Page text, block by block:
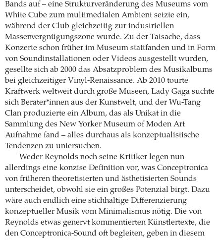
Bands auf – eine Strukturveränderung des Museums vom
White Cube zum multimedialen Ambient setzte ein,
während der Club gleichzeitig zur industriellen
Massenvergnügungszone wurde. Zu der Tatsache, dass
Konzerte schon früher im Museum stattfanden und in Form
von Soundinstallationen oder Videos ausgestellt wurden,
gesellte sich ab 2000 das Absatzproblem des Musikalbums
bei gleichzeitiger Vinyl-Renaissance. Ab 2010 tourte
Kraftwerk weltweit durch große Museen, Lady Gaga suchte
sich Berater*innen aus der Kunstwelt, und der Wu-Tang
Clan produzierte ein Album, das als Unikat in die
Sammlung des New Yorker Museum of Moden Art
Aufnahme fand – alles durchaus als konzeptualistische
Tendenzen zu untersuchen.
Weder Reynolds noch seine Kritiker legen nun
allerdings eine konzise Definition vor, was Conceptronica
von früheren theoretisierten und ästhetisierten Sounds
unterscheidet, obwohl sie ein großes Potenzial birgt. Dazu
wäre auch endlich eine stichhaltige Differenzierung
konzeptueller Musik vom Minimalismus nötig. Die von
Reynolds etwas genervt kommentierten Künstlertexte, die
den Conceptronica-Sound oft begleiten, geben in diesem